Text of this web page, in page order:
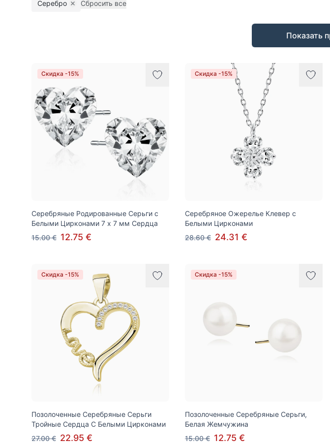
Серебро Remove filter
Сбросить все
Показать
Скидка -15%
Серебряные Родированные Серьги с
Белыми Цирконами 7 x 7 мм Сердца
15.00 € 12.75 €
Скидка -15%
Серебряное Ожерелье Клевер с
Белыми Цирконами
28.60 € 24.31 €
Скидка -15%
Позолоченные Серебряные Серьги
Тройные Сердца С Белыми Цирконами
27.00 € 22.95 €
Скидка -15%
Позолоченные Серебряные Серьги,
Белая Жемчужина
15.00 € 12.75 €